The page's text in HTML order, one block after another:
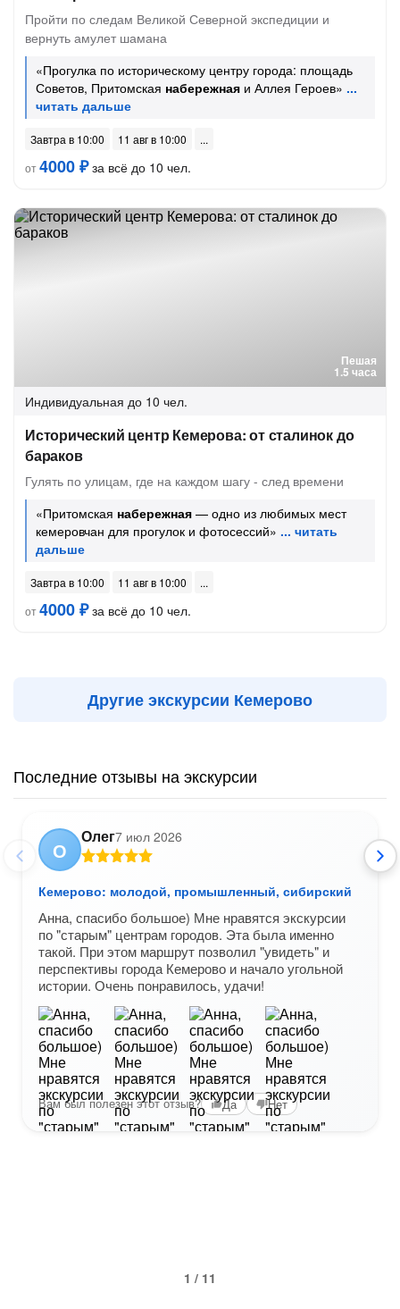
Пройти по следам Великой Северной экспедиции и
вернуть амулет шамана
«Прогулка по историческому центру города: площадь
Советов, Притомская набережная и Аллея Героев»
Завтра в 10:00
11 авг в 10:00
от4000 ₽за всё до 10 чел.
Пешая
1.5 часа
Индивидуальная до 10 чел.
Исторический центр Кемерова: от сталинок до
бараков
Гулять по улицам, где на каждом шагу - след времени
«Притомская набережная — одно из любимых мест
кемеровчан для прогулок и фотосессий»
Завтра в 10:00
11 авг в 10:00
от4000 ₽за всё до 10 чел.
Другие экскурсии Кемерово
Последние отзывы на экскурсии
О
Олег7 июл 2026
Кемерово: молодой, промышленный, сибирский
Анна, спасибо большое) Мне нравятся экскурсии
по "старым" центрам городов. Эта была именно
такой. При этом маршрут позволил "увидеть" и
перспективы города Кемерово и начало угольной
истории. Очень понравилось, удачи!
Вам был полезен этот отзыв? Да Нет
1 / 11